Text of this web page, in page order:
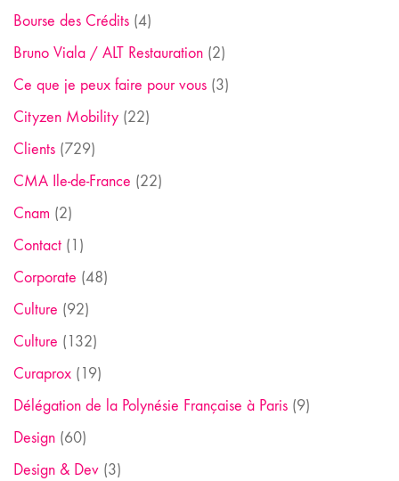
Bourse des Crédits (4)
Bruno Viala / ALT Restauration (2)
Ce que je peux faire pour vous (3)
Cityzen Mobility (22)
Clients (729)
CMA Ile-de-France (22)
Cnam (2)
Contact (1)
Corporate (48)
Culture (92)
Culture (132)
Curaprox (19)
Délégation de la Polynésie Française à Paris (9)
Design (60)
Design & Dev (3)